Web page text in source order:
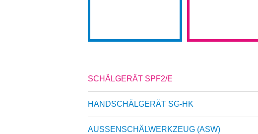
SCHÄLGERÄT SPF2/E
HANDSCHÄLGERÄT SG-HK
AUSSENSCHÄLWERKZEUG (ASW)